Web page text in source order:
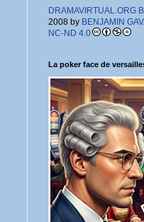
DRAMAVIRTUAL.ORG
2008 by BENJAMIN
NC-ND 4.0
La poker face de